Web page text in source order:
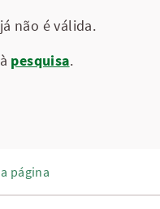
não é válida.
pesquisa.
página